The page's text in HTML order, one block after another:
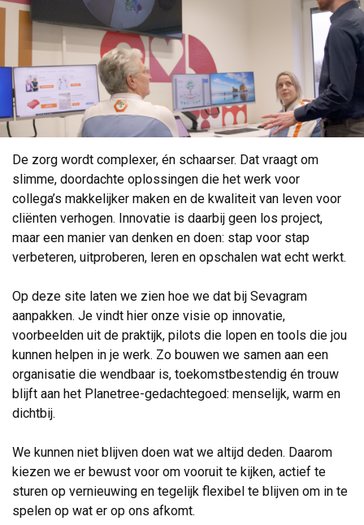
De zorg wordt complexer, én schaarser. Dat vraagt om
slimme, doordachte oplossingen die het werk voor
collega’s makkelijker maken en de kwaliteit van leven voor
cliënten verhogen. Innovatie is daarbij geen los project,
maar een manier van denken en doen: stap voor stap
verbeteren, uitproberen, leren en opschalen wat echt werkt.
Op deze site laten we zien hoe we dat bij Sevagram
aanpakken. Je vindt hier onze visie op innovatie,
voorbeelden uit de praktijk, pilots die lopen en tools die jou
kunnen helpen in je werk. Zo bouwen we samen aan een
organisatie die wendbaar is, toekomstbestendig én trouw
blijft aan het Planetree-gedachtegoed: menselijk, warm en
dichtbij.
We kunnen niet blijven doen wat we altijd deden. Daarom
kiezen we er bewust voor om vooruit te kijken, actief te
sturen op vernieuwing en tegelijk flexibel te blijven om in te
spelen op wat er op ons afkomt.